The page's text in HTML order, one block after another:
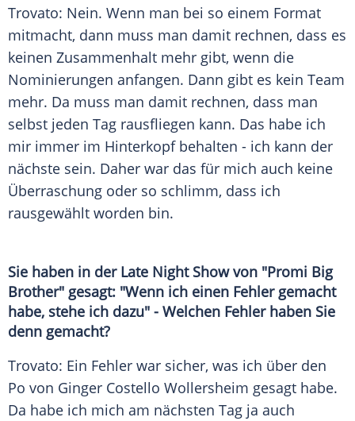
Trovato: Nein. Wenn man bei so einem Format
mitmacht, dann muss man damit rechnen, dass es
keinen Zusammenhalt mehr gibt, wenn die
Nominierungen anfangen. Dann gibt es kein Team
mehr. Da muss man damit rechnen, dass man
selbst jeden Tag rausfliegen kann. Das habe ich
mir immer im Hinterkopf behalten - ich kann der
nächste sein. Daher war das für mich auch keine
Überraschung oder so schlimm, dass ich
rausgewählt worden bin.
Sie haben in der Late NightShow von "Promi Big
Brother" gesagt: "Wenn ich einen Fehler gemacht
habe, stehe ich dazu" - Welchen Fehler haben Sie
denn gemacht?
Trovato: Ein Fehler war sicher, was ich über den
Po von Ginger Costello Wollersheim gesagt habe.
Da habe ich mich am nächsten Tag ja auch